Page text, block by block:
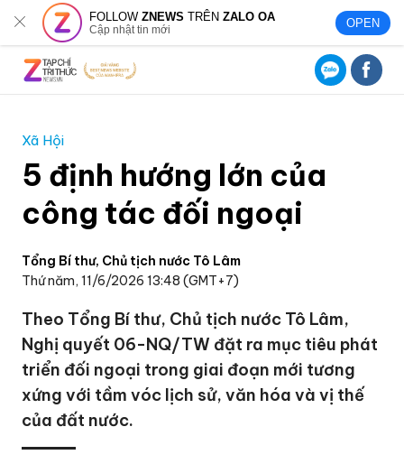
FOLLOWZNEWS TRÊNZALO OA
Cập nhật tin mới OPEN
Xã Hội
5 định hướng lớn của
công tác đối ngoại
Tổng Bí thư, Chủ tịch nước Tô Lâm
Thứ năm, 11/6/2026 13:48 (GMT+7)
Theo Tổng Bí thư, Chủ tịch nước Tô Lâm,
Nghị quyết 06-NQ/TW đặt ra mục tiêu phát
triển đối ngoại trong giai đoạn mới tương
xứng với tầm vóc lịch sử, văn hóa và vị thế
của đất nước.